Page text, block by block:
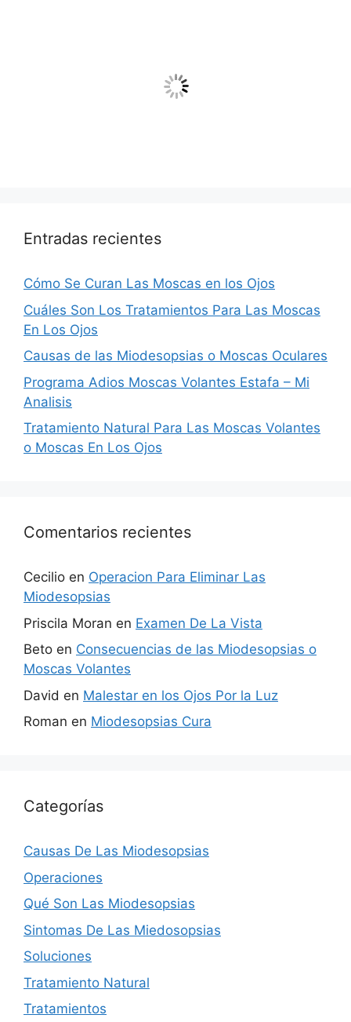
Entradas recientes
Cómo Se Curan Las Moscas en los Ojos
Cuáles Son Los Tratamientos Para Las Moscas
En Los Ojos
Causas de las Miodesopsias o Moscas Oculares
Programa Adios Moscas Volantes Estafa – Mi
Analisis
Tratamiento Natural Para Las Moscas Volantes
o Moscas En Los Ojos
Comentarios recientes
Cecilio en Operacion Para Eliminar Las
Miodesopsias
Priscila Moran en Examen De La Vista
Beto en Consecuencias de las Miodesopsias o
Moscas Volantes
David en Malestar en los Ojos Por la Luz
Roman en Miodesopsias Cura
Categorías
Causas De Las Miodesopsias
Operaciones
Qué Son Las Miodesopsias
Sintomas De Las Miedosopsias
Soluciones
Tratamiento Natural
Tratamientos